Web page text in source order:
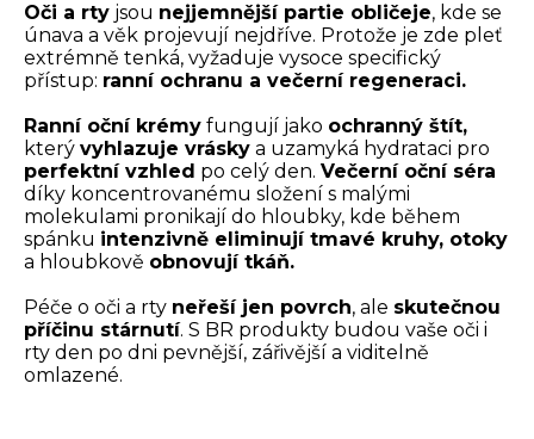
Oči a rty jsou nejjemnější partie obličeje, kde se
únava a věk projevují nejdříve. Protože je zde pleť
extrémně tenká, vyžaduje vysoce specifický
přístup: ranní ochranu a večerní regeneraci.
Ranní oční krémy fungují jako ochranný štít,
který vyhlazuje vrásky a uzamyká hydrataci pro
perfektní vzhled po celý den. Večerní oční séra
díky koncentrovanému složení s malými
molekulami pronikají do hloubky, kde během
spánku intenzivně eliminují tmavé kruhy, otoky
a hloubkově obnovují tkáň.
Péče o oči a rty neřeší jen povrch, ale skutečnou
příčinu stárnutí. S BR produkty budou vaše oči i
rty den po dni pevnější, zářivější a viditelně
omlazené.